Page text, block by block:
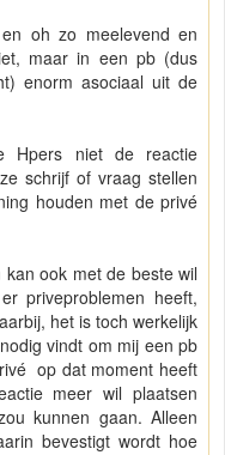
oh zo meelevend en
maar in een pb (dus
enorm asociaal uit de
Hpers niet de reactie
schrijf of vraag stellen
houden met de privé
ook met de beste wil
priveproblemen heeft,
het is toch werkelijk
vindt om mij een pb
op dat moment heeft
meer wil plaatsen
kunnen gaan. Alleen
bevestigt wordt hoe